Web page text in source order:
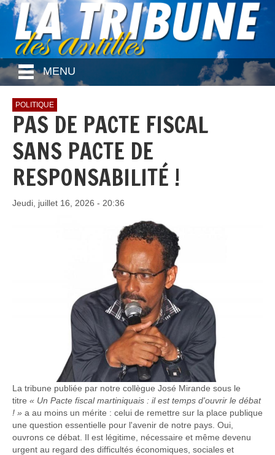
MENU
POLITIQUE
PAS DE PACTE FISCAL
SANS PACTE DE
RESPONSABILITÉ !
Jeudi, juillet 16, 2026 - 20:36
La tribune publiée par notre collègue José Mirande sous le
titre « Un Pacte fiscal martiniquais : il est temps d'ouvrir le débat
! » a au moins un mérite : celui de remettre sur la place publique
une question essentielle pour l'avenir de notre pays. Oui,
ouvrons ce débat. Il est légitime, nécessaire et même devenu
urgent au regard des difficultés économiques, sociales et